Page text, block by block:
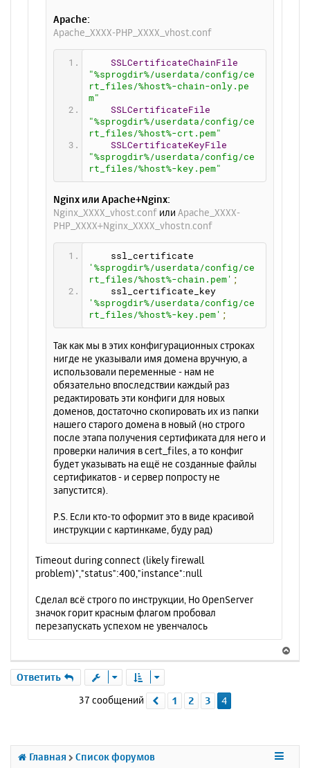
Apache:
Apache_XXXX-PHP_XXXX_vhost.conf
SSLCertificateChainFile
"%sprogdir%/userdata/config/ce
rt_files/%host%-chain-only.pe
m"
SSLCertificateFile
"%sprogdir%/userdata/config/ce
rt_files/%host%-crt.pem"
SSLCertificateKeyFile
"%sprogdir%/userdata/config/ce
rt_files/%host%-key.pem"
Nginx или Apache+Nginx:
Nginx_XXXX_vhost.conf или Apache_XXXX-
PHP_XXXX+Nginx_XXXX_vhostn.conf
'%sprogdir%/userdata/config/ce
rt_files/%host%-chain.pem' ;
'%sprogdir%/userdata/config/ce
rt_files/%host%-key.pem' ;
Так как мы в этих конфигурационных строках
нигде не указывали имя домена вручную, а
использовали переменные - нам не
обязательно впоследствии каждый раз
редактировать эти конфиги для новых
доменов, достаточно скопировать их из папки
нашего старого домена в новый (но строго
после этапа получения сертификата для него и
проверки наличия в cert_files, а то конфиг
будет указывать на ещё не созданные файлы
сертификатов - и сервер попросту не
запустится).
P.S. Если кто-то оформит это в виде красивой
инструкции с картинкаме, буду рад)
Timeout during connect (likely firewall
problem)","status":400,"instance":null
Сделал всё строго по инструкции, Но OpenServer
значок горит красным флагом пробовал
перезапускать успехом не увенчалось
е
Ответить
37 сообщений Пред.
1 2 3 4
Главная Список форумов